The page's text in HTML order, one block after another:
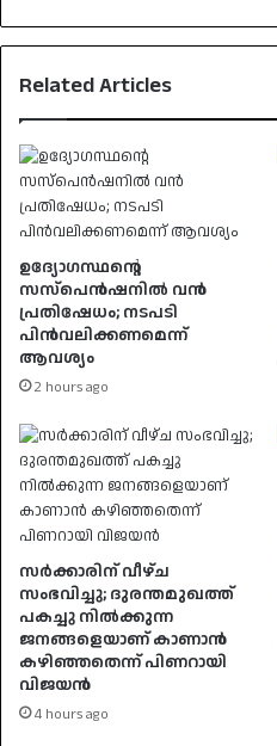
Related Articles
ഉദ്യോഗസ്ഥൻ്റെ
സസ്പെൻഷനിൽ വൻ
പ്രതിഷേധം; നടപടി
പിൻവലിക്കണമെന്ന്
ആവശ്യം
2 hours ago
സർക്കാരിന് വീഴ്ച
സംഭവിച്ചു; ദുരന്തമുഖത്ത്
പകച്ചു നിൽക്കുന്ന
ജനങ്ങളെയാണ് കാണാൻ
കഴിഞ്ഞതെന്ന് പിണറായി
വിജയൻ
4 hours ago